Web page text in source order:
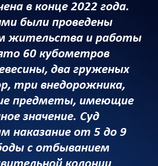
в конце 2022 года.
были проведены
жительства и работы
60 кубометров
два груженых
три внедорожника,
предметы, имеющие
значение. Суд
наказание от 5 до 9
с отбыванием